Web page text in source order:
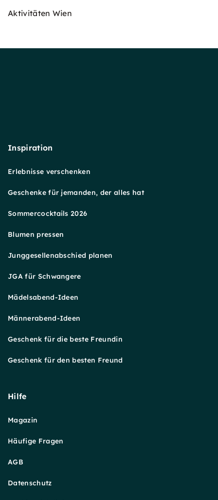
Aktivitäten Wien
Inspiration
Erlebnisse verschenken
Geschenke für jemanden, der alles hat
Sommercocktails 2026
Blumen pressen
Junggesellenabschied planen
JGA für Schwangere
Mädelsabend-Ideen
Männerabend-Ideen
Geschenk für die beste Freundin
Geschenk für den besten Freund
Hilfe
Magazin
Häufige Fragen
AGB
Datenschutz